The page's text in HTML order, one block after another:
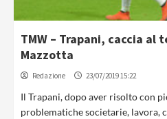
TMW – Trapani, caccia al
Mazzotta
Redazione 23/07/2019 15:22
Il Trapani, dopo aver risolto con
problematiche societarie, lavora,